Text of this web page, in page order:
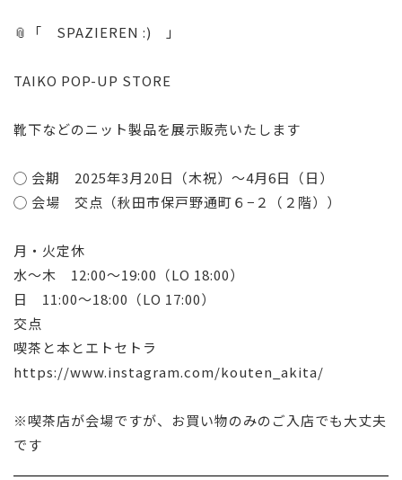
📎「 SPAZIEREN :) 」
TAIKO POP-UP STORE
靴下などのニット製品を展示販売いたします
◯ 会期 2025年3月20日（木祝）〜4月6日（日）
◯ 会場 交点（秋田市保戸野通町６−２（２階））
月・火定休
水〜木 12:00〜19:00（LO 18:00）
日 11:00〜18:00（LO 17:00）
交点
喫茶と本とエトセトラ
https://www.instagram.com/kouten_akita/
※喫茶店が会場ですが、お買い物のみのご入店でも大丈夫
です